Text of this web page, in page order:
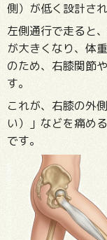
側）が低く設計され
左側通行で走ると
が大きくなり、体
のため、右膝関節
す。
これが、右膝の外
い）」などを痛め
です。